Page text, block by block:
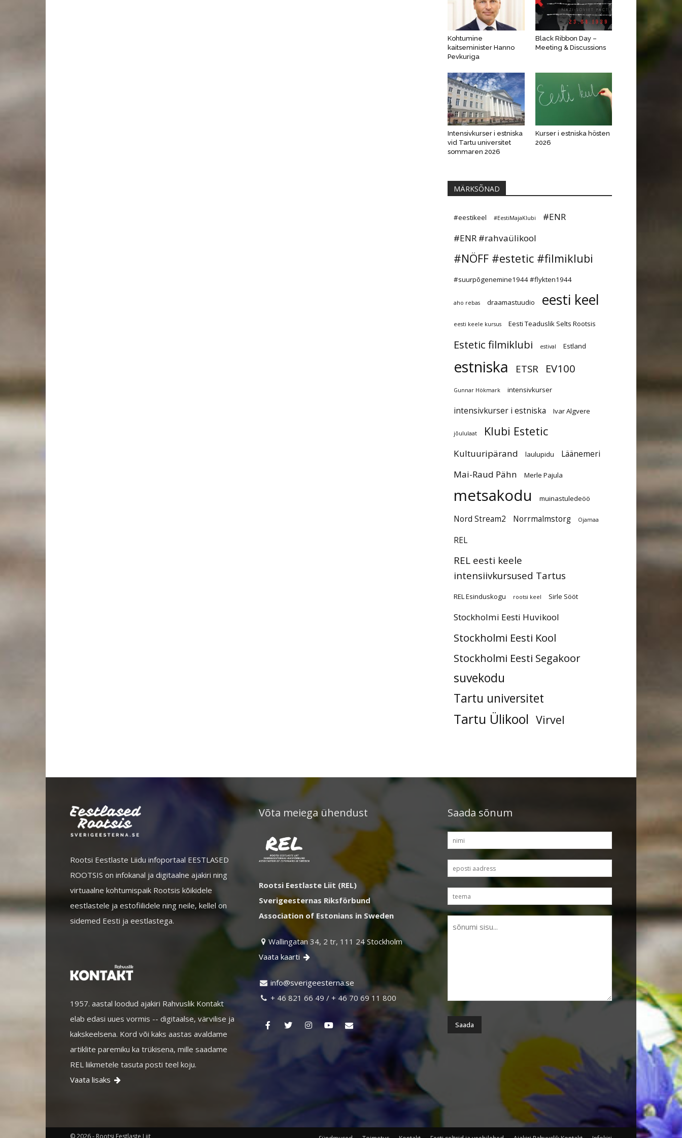
Kohtumine
kaitseminister Hanno
Pevkuriga
Black Ribbon Day –
Meeting & Discussions
Intensivkurser i estniska
vid Tartu universitet
sommaren 2026
Kurser i estniska hösten
2026
MÄRKSÕNAD
#eestikeel #EestiMajaKlubi
#ENR
#ENR #rahvaülikool
#NÖFF #estetic #filmiklubi
#suurpõgenemine1944 #flykten1944
aho rebas draamastuudio eesti keel
eesti keele kursus Eesti Teaduslik Selts Rootsis
Estetic filmiklubi estival Estland
estniska ETSR EV100
Gunnar Hökmark intensivkurser
intensivkurser i estniska Ivar Algvere
jõululaat Klubi Estetic
Kultuuripärand laulupidu Läänemeri
Mai-Raud Pähn Merle Pajula
metsakodu muinastuledeöö
Nord Stream2 Norrmalmstorg Ojamaa
REL
REL eesti keele
intensiivkursused Tartus
REL Esinduskogu rootsi keel Sirle Sööt
Stockholmi Eesti Huvikool
Stockholmi Eesti Kool
Stockholmi Eesti Segakoor
suvekodu
Tartu universitet
Tartu Ülikool Virvel
Rootsi Eestlaste Liidu infoportaal EESTLASED
ROOTSIS on infokanal ja digitaalne ajakiri ning
virtuaalne kohtumispaik Rootsis kõikidele
eestlastele ja estofiilidele ning neile, kellel on
sidemed Eesti ja eestlastega.
1957. aastal loodud ajakiri Rahvuslik Kontakt
elab edasi uues vormis -- digitaalse, värvilise ja
kakskeelsena. Kord või kaks aastas avaldame
artiklite paremiku ka trükisena, mille saadame
REL liikmetele tasuta posti teel koju.
Vaata lisaks 
Võta meiega ühendust
Rootsi Eestlaste Liit (REL)
Sverigeesternas Riksförbund
Association of Estonians in Sweden
 Wallingatan 34, 2 tr, 111 24 Stockholm
Vaata kaarti 
 es.an
retse
egire
vs@of
ni
 + 46 821 66 49 / + 46 70 69 11 800
Saada sõnum